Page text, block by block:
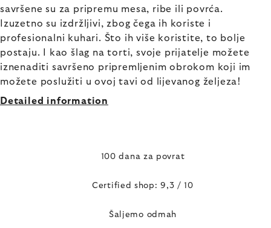
savršene su za pripremu mesa, ribe ili povrća.
Izuzetno su izdržljivi, zbog čega ih koriste i
profesionalni kuhari. Što ih više koristite, to bolje
postaju. I kao šlag na torti, svoje prijatelje možete
iznenaditi savršeno pripremljenim obrokom koji im
možete poslužiti u ovoj tavi od lijevanog željeza!
Detailed information
100 dana za povrat
Certified shop: 9,3 / 10
Šaljemo odmah